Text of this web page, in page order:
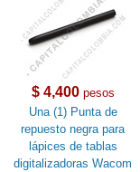
$ 4,400pesos
Una (1) Punta de
repuesto negra para
lápices de tablas
digitalizadoras Wacom